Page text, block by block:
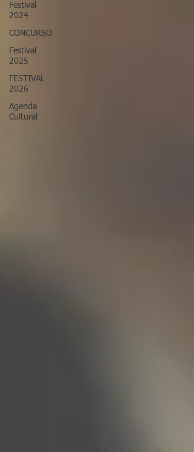
Festival
2024
CONCURSO
Festival
2025
FESTIVAL
2026
Agenda
Cultural